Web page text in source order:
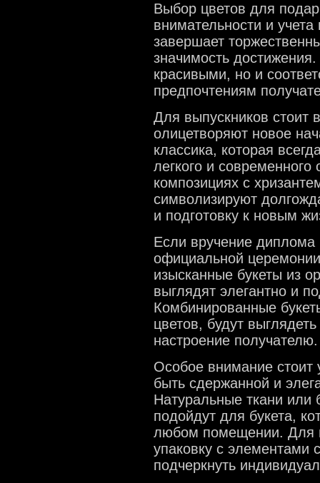
Выбор цветов для
внимательности и
завершает
значимость
красивыми, но и
предпочтениям
Для выпускников стоит
олицетворяют новое
классика, которая
легкого и
композициях с
символизируют
и подготовку к новым
Если вручение диплома
официальной
изысканные букеты из
выглядят элегантно и
Комбинированные
цветов, будут
настроение получателю.
Особое внимание стоит
быть сдержанной и
Натуральные ткани или
подойдут для букета,
любом помещении. Для
упаковку с элементами
подчеркнуть